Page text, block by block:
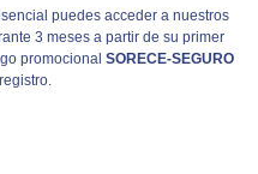
puedes acceder a nuestros
3 meses a partir de su primer
promocional SORECE-SEGURO